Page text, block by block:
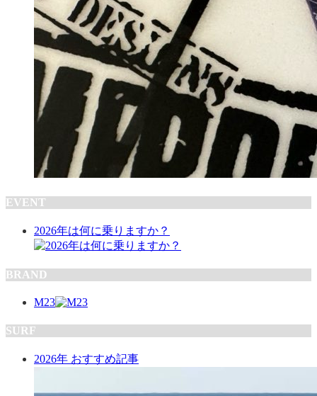
EVENT
2026年は何に乗りますか？
BRAND
M23
SURF
2026年 おすすめ記事